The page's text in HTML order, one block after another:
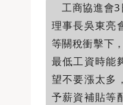
工商協進會3
理事長吳東亮
等關稅衝擊下
最低工資時能
望不要漲太多
予薪資補貼等